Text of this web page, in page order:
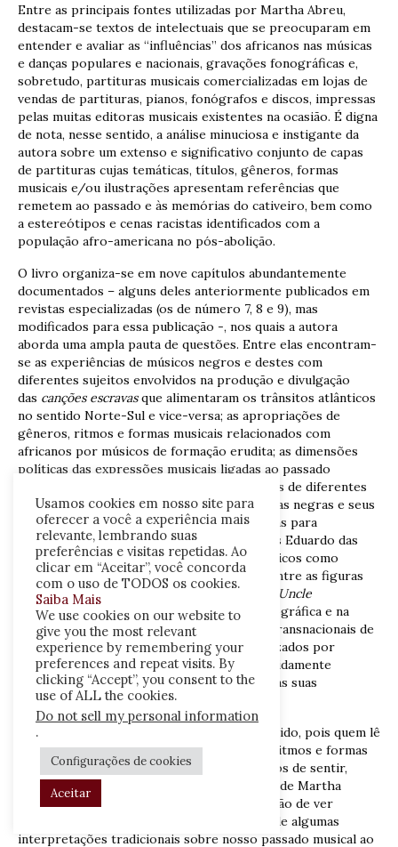
Entre as principais fontes utilizadas por Martha Abreu,
destacam-se textos de intelectuais que se preocuparam em
entender e avaliar as “influências” dos africanos nas músicas
e danças populares e nacionais, gravações fonográficas e,
sobretudo, partituras musicais comercializadas em lojas de
vendas de partituras, pianos, fonógrafos e discos, impressas
pelas muitas editoras musicais existentes na ocasião. É digna
de nota, nesse sentido, a análise minuciosa e instigante da
autora sobre um extenso e significativo conjunto de capas
de partituras cujas temáticas, títulos, gêneros, formas
musicais e/ou ilustrações apresentam referências que
remetem ao passado e às memórias do cativeiro, bem como
a estereótipos e cenas racistas identificados com a
população afro-americana no pós-abolição.
O livro organiza-se em nove capítulos abundantemente
documentados – alguns deles anteriormente publicados em
revistas especializadas (os de número 7, 8 e 9), mas
modificados para essa publicação -, nos quais a autora
aborda uma ampla pauta de questões. Entre elas encontram-
se as experiências de músicos negros e destes com
diferentes sujeitos envolvidos na produção e divulgação
das canções escravasque alimentaram os trânsitos atlânticos
no sentido Norte-Sul e vice-versa; as apropriações de
gêneros, ritmos e formas musicais relacionados com
africanos por músicos de formação erudita; as dimensões
políticas das expressões musicais ligadas ao passado
escravista; as experiências sociais e vivências de diferentes
formas de racismo que aproximam as culturas negras e seus
agentes; os significados das canções escravas para
diferentes sujeitos negros, como os artistas Eduardo das
Neves e Bert Williams e intelectuais acadêmicos como
Coelho Netto e Du Bois; as aproximações entre as figuras
de personagens como Pai João,Uncle Tom, Uncle
Remus eSambo, presentes na indústria fonográfica e na
literatura popular, bem como as conexões transnacionais de
gêneros musicais identificados e protagonizados por
músicos negros, como o maxixe, que foi rapidamente
assimilado nos Estados Unidos em função das suas
proximidades com ocakewalk
A leitura não é operação desprovida de sentido, pois quem lê
busca significados, recorre a significantes, ritmos e formas
e, nesse movimento, influenciam-se os modos de sentir,
pensar e agir. Ao terminar a leitura do livro de Martha
Abreu, o leitor provavelmente terá a sensação de ver
abaladas determinadas certezas a respeito de algumas
interpretações tradicionais sobre nosso passado musical ao
Usamos cookies em nosso site para
oferecer a você a experiência mais
relevante, lembrando suas
preferências e visitas repetidas. Ao
clicar em “Aceitar”, você concorda
com o uso de TODOS os cookies.
Saiba Mais
We use cookies on our website to
give you the most relevant
experience by remembering your
preferences and repeat visits. By
clicking “Accept”, you consent to the
use of ALL the cookies.
Do not sell my personal information
.
Configurações de cookies
Aceitar